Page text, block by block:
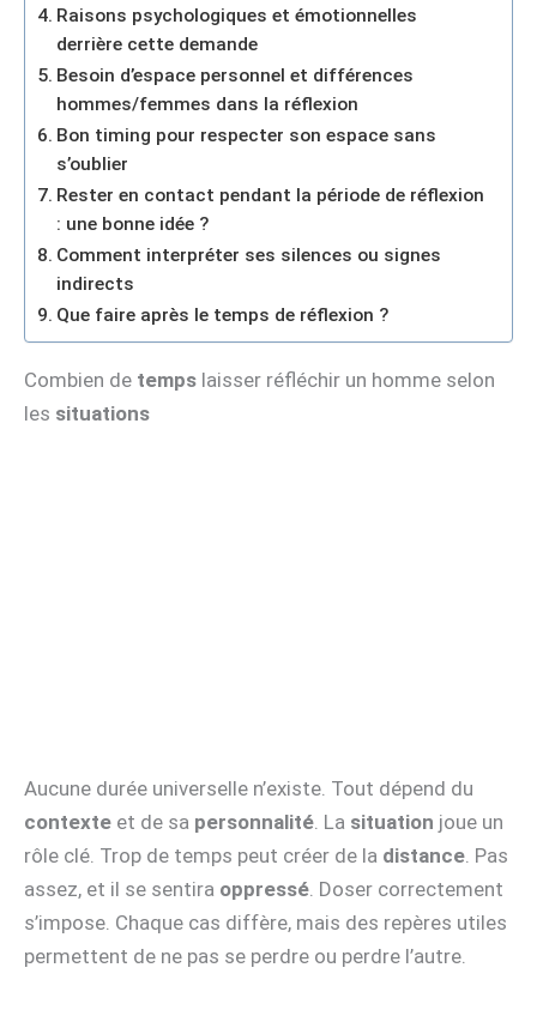
Raisons psychologiques et émotionnelles
derrière cette demande
Besoin d’espace personnel et différences
hommes/femmes dans la réflexion
Bon timing pour respecter son espace sans
s’oublier
Rester en contact pendant la période de réflexion
: une bonne idée ?
Comment interpréter ses silences ou signes
indirects
Que faire après le temps de réflexion ?
Combien de temps laisser réfléchir un homme selon
les situations
Aucune durée universelle n’existe. Tout dépend du
contexte et de sa personnalité . La situation joue un
rôle clé. Trop de temps peut créer de la distance . Pas
assez, et il se sentira oppressé . Doser correctement
s’impose. Chaque cas diffère, mais des repères utiles
permettent de ne pas se perdre ou perdre l’autre.